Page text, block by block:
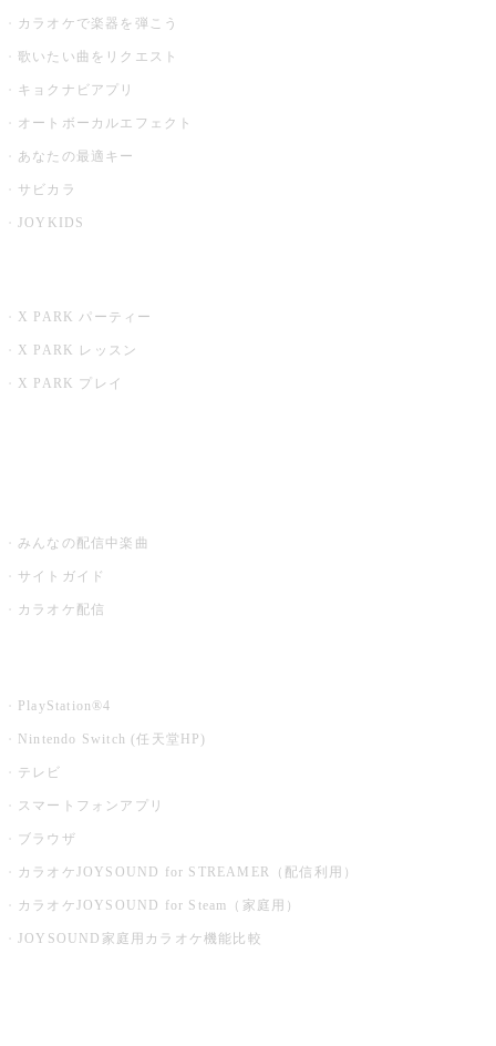
カラオケで楽器を弾こう
歌いたい曲をリクエスト
キョクナビアプリ
オートボーカルエフェクト
あなたの最適キー
サビカラ
JOYKIDS
X PARK パーティー
X PARK レッスン
X PARK プレイ
みんなの配信中楽曲
サイトガイド
カラオケ配信
PlayStation®4
Nintendo Switch (任天堂HP)
テレビ
スマートフォンアプリ
ブラウザ
カラオケJOYSOUND for STREAMER（配信利用）
カラオケJOYSOUND for Steam（家庭用）
JOYSOUND家庭用カラオケ機能比較